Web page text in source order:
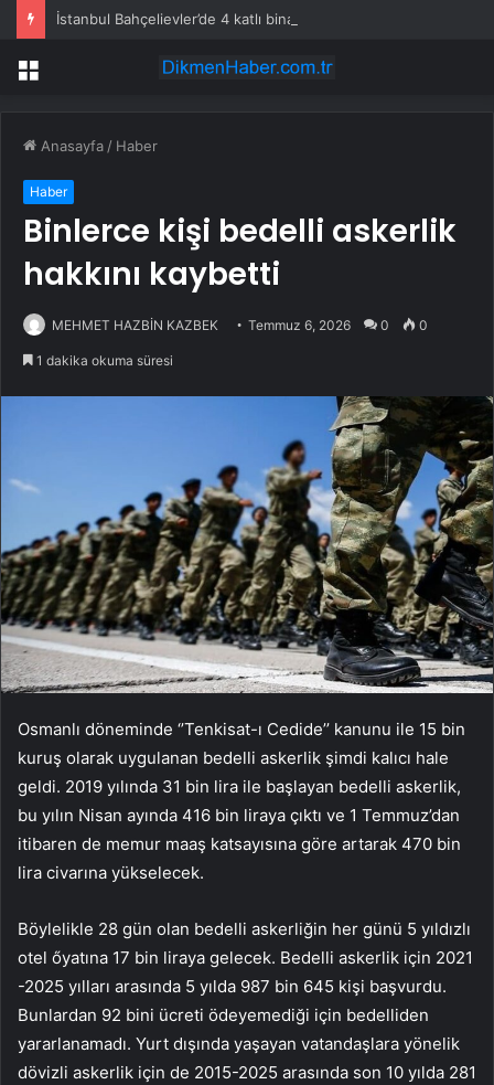
İstanbul Bahçelievler’de 4 katlı bina çöktü
Menü
Anasayfa / Haber
Haber
Binlerce kişi bedelli askerlik
hakkını kaybetti
MEHMET HAZBİN KAZBEK Temmuz 6, 2026 0 0
1 dakika okuma süresi
Osmanlı döneminde ‘’Tenkisat-ı Cedide’’ kanunu ile 15 bin
kuruş olarak uygulanan bedelli askerlik şimdi kalıcı hale
geldi. 2019 yılında 31 bin lira ile başlayan bedelli askerlik,
bu yılın Nisan ayında 416 bin liraya çıktı ve 1 Temmuz’dan
itibaren de memur maaş katsayısına göre artarak 470 bin
lira civarına yükselecek.
Böylelikle 28 gün olan bedelli askerliğin her günü 5 yıldızlı
otel őyatına 17 bin liraya gelecek. Bedelli askerlik için 2021
-2025 yılları arasında 5 yılda 987 bin 645 kişi başvurdu.
Bunlardan 92 bini ücreti ödeyemediği için bedelliden
yararlanamadı. Yurt dışında yaşayan vatandaşlara yönelik
dövizli askerlik için de 2015-2025 arasında son 10 yılda 281